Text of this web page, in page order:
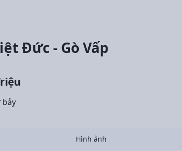
Đức - Gò Vấp
Hình ảnh